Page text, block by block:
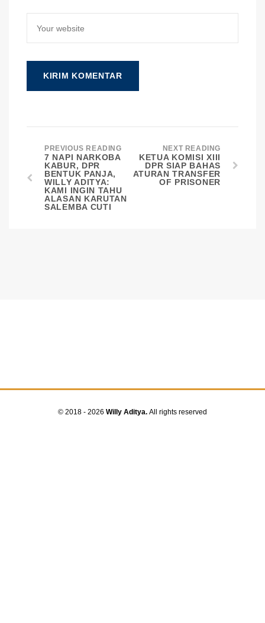
PREVIOUS READING
7 NAPI NARKOBA
KABUR, DPR
BENTUK PANJA,
WILLY ADITYA:
KAMI INGIN TAHU
ALASAN KARUTAN
SALEMBA CUTI
NEXT READING
KETUA KOMISI XIII
DPR SIAP BAHAS
ATURAN TRANSFER
OF PRISONER
© 2018 - 2026 Willy Aditya. All rights reserved